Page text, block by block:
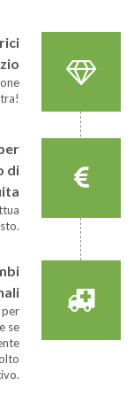
di
per
se